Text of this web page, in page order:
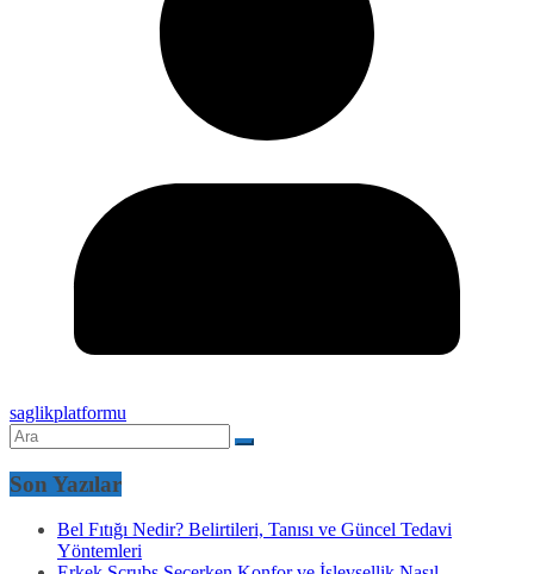
saglikplatformu
Son Yazılar
Bel Fıtığı Nedir? Belirtileri, Tanısı ve Güncel Tedavi
Yöntemleri